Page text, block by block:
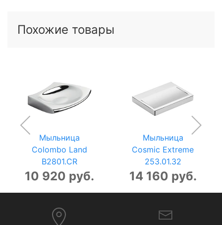
Похожие товары
Мыльница
Colombo Land
B2801.CR
10 920 руб.
Мыльница
Cosmic Extreme
253.01.32
14 160 руб.